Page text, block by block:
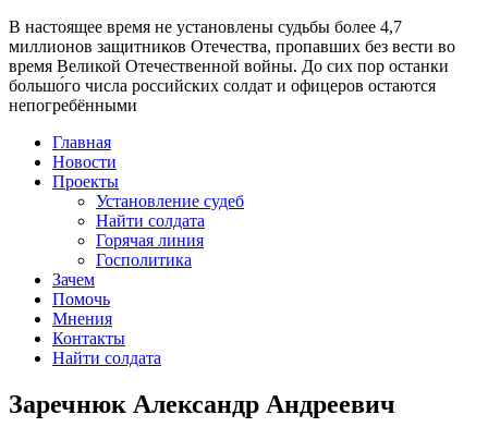
В настоящее время не установлены судьбы более 4,7
миллионов защитников Отечества, пропавших без вести во
время Великой Отечественной войны. До сих пор останки
большо́го числа российских солдат и офицеров остаются
непогребёнными
Главная
Новости
Проекты
Установление судеб
Найти солдата
Горячая линия
Госполитика
Зачем
Помочь
Мнения
Контакты
Найти солдата
Заречнюк Александр Андреевич